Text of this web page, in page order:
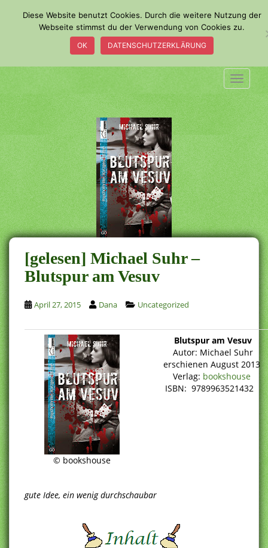
m
a
i
n
c
o
n
t
e
n
t
[gelesen] Michael Suhr –
Blutspur am Vesuv
April 27, 2015 Dana Uncategorized
© bookshouse
Blutspur am Vesuv
Autor: Michael Suhr
erschienen August 2013
Verlag: bookshouse
ISBN: 9789963521432
gute Idee, ein wenig durchschaubar
Diese Website benutzt Cookies. Durch die weitere Nutzung der
Webseite stimmst du der Verwendung von Cookies zu.
OK DATENSCHUTZERKLÄRUNG